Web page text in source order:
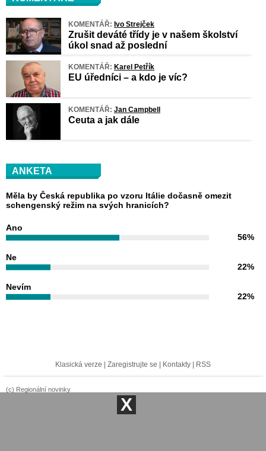
KOMENTÁŘ: Ivo Strejček
Zrušit deváté třídy je v našem školství
úkol snad až poslední
KOMENTÁŘ: Karel Petřík
EU úředníci – a kdo je víc?
KOMENTÁŘ: Jan Campbell
Ceuta a jak dále
ANKETA
Měla by Česká republika po vzoru Itálie dočasně omezit
schengenský režim na svých hranicích?
Ano
56%
Ne
22%
Nevím
22%
Klasická verze Zaregistrujte se Kontakty RSS
(c) Regionální novinky
X